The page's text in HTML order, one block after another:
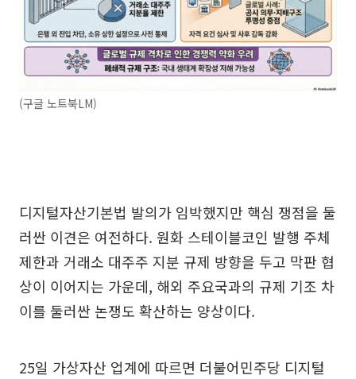
(구글 노트북LM)
디지털자산기본법 발의가 임박했지만 핵심 쟁점을 둘
러싼 이견은 여전하다. 원화 스테이블코인 발행 주체
제한과 거래소 대주주 지분 규제 방향을 두고 막판 협
상이 이어지는 가운데, 해외 주요국과의 규제 기조 차
이를 둘러싼 논쟁도 확산하는 양상이다.
25일 가상자산 업계에 따르면 더불어민주당 디지털